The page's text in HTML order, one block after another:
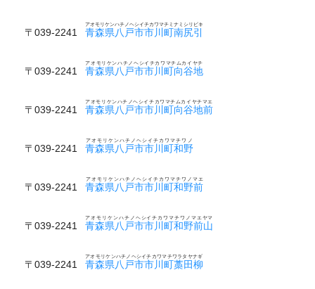
〒039-2241 青森県八戸市市川町南尻引
アオモリケンハチノヘシイチカワマチミナミシリビキ
〒039-2241 青森県八戸市市川町向谷地
アオモリケンハチノヘシイチカワマチムカイヤチ
〒039-2241 青森県八戸市市川町向谷地前
アオモリケンハチノヘシイチカワマチムカイヤチマエ
〒039-2241 青森県八戸市市川町和野
アオモリケンハチノヘシイチカワマチワノ
〒039-2241 青森県八戸市市川町和野前
アオモリケンハチノヘシイチカワマチワノマエ
〒039-2241 青森県八戸市市川町和野前山
アオモリケンハチノヘシイチカワマチワノマエヤマ
〒039-2241 青森県八戸市市川町藁田柳
アオモリケンハチノヘシイチカワマチワラタヤナギ